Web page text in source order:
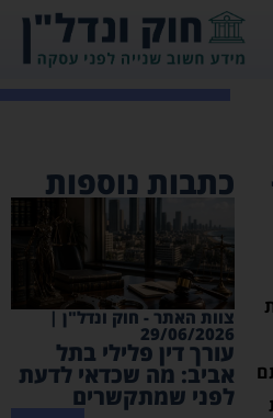
כתבות נוספות
צוות האתר - חוק ונדל"ן |
29/06/2026
עורך דין פלילי בתל
אביב: מה שכדאי לדעת
לפני שמתקשרים